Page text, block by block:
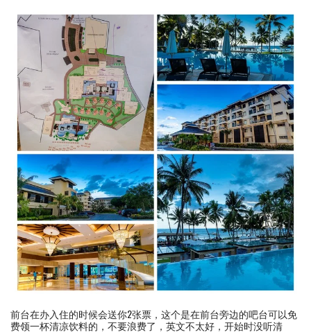
前台在办入住的时候会送你2张票，这个是在前台旁边的吧台可以免
费领一杯清凉饮料的，不要浪费了，英文不太好，开始时没听清